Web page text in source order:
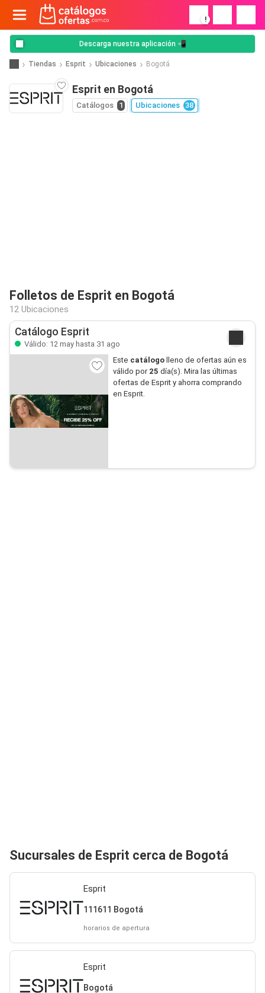
!
Descarga nuestra aplicación 📲
Tiendas Esprit Ubicaciones Bogotá
Esprit en Bogotá
Catálogos 1 Ubicaciones 38
Folletos de Esprit en Bogotá
12 Ubicaciones
Catálogo Esprit
Válido: 12 may hasta 31 ago
Este catálogolleno de ofertas aún es
válido por 25 día(s). Mira las últimas
ofertas de Esprit y ahorra comprando
en Esprit.
Sucursales de Esprit cerca de Bogotá
Esprit
111611 Bogotá
horarios de apertura
Esprit
Bogotá